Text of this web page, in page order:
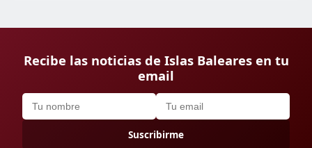
Recibe las noticias de Islas Baleares en tu
email
Suscribirme